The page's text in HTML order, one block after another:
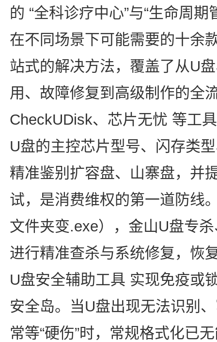
的 “全科诊疗中心”与“生命周
在不同场景下可能需要的十余
站式的解决方法，覆盖了从U
用、故障修复到高级制作的全
CheckUDisk、芯片无忧 等工
U盘的主控芯片型号、闪存类
精准鉴别扩容盘、山寨盘，并
试，是消费维权的第一道防线
文件夹变.exe），金山U盘专
进行精准查杀与系统修复，恢
U盘安全辅助工具 实现免疫或
安全岛。当U盘出现无法识别
常等“硬伤”时，常规格式化已